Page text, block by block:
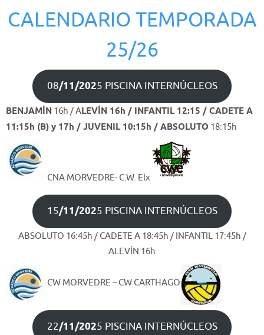
CALENDARIO TEMPORADA
25/26
08/11/2025 PISCINA INTERNÚCLEOS
BENJAMÍN 16h / ALEVÍN 16h / INFANTIL 12:15 / CADETE A
11:15h (B) y 17h / JUVENIL 10:15h / ABSOLUTO 18:15h
CNA MORVEDRE- C.W. Elx
15/11/2025 PISCINA INTERNÚCLEOS
ABSOLUTO 16:45h / CADETE A 18:45h / INFANTIL 17:45h /
ALEVÍN 16h
CW MORVEDRE – CW CARTHAGO
22/11/2025 PISCINA INTERNÚCLEOS